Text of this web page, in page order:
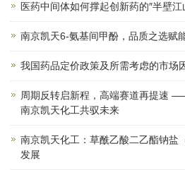
医药中间体如何撑起创新药的″半壁江
南京凯天6-氨基间甲酚，品质之选赋
我国药品定价政策及所需考虑的市场
周期反转启新程，高端赛道再提速
南京凯天化工共驭未来
南京凯天化工：草酰乙酸二乙酯钠盐
发展